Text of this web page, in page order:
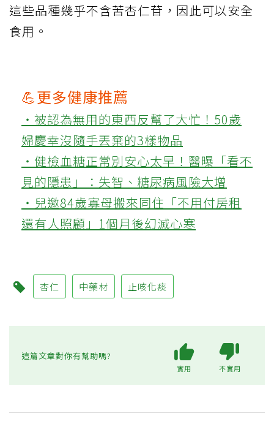
這些品種幾乎不含苦杏仁苷，因此可以安全
食用。
💪更多健康推薦
‧被認為無用的東西反幫了大忙！50歲
婦慶幸沒隨手丟棄的3樣物品
‧健檢血糖正常別安心太早！醫曝「看不
見的隱患」：失智、糖尿病風險大增
‧兒邀84歲寡母搬來同住「不用付房租
還有人照顧」1個月後幻滅心寒
杏仁 中藥材 止咳化痰
這篇文章對你有幫助嗎?
實用 不實用